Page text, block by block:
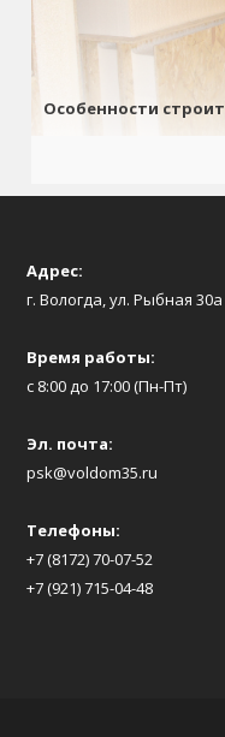
Особенности
Адрес:
г. Вологда, ул. Рыбная 30а
Время работы:
с 8:00 до 17:00 (Пн-Пт)
Эл. почта:
psk@voldom35.ru
Телефоны:
+7 (8172) 70-07-52
+7 (921) 715-04-48